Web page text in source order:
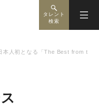
タレント
検索
本人初となる「The Best from t